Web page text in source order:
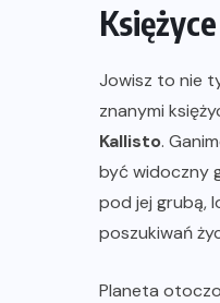
Jowisz to nie
znanymi
Kallisto.
być widoczny
pod jej grubą,
poszukiwań
Planeta